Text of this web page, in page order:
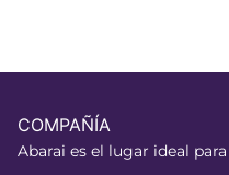
COMPAÑÍA
Abarai es el lugar ideal